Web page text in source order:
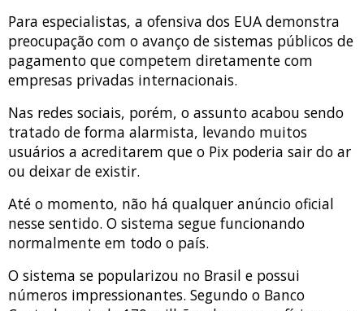
Para especialistas, a ofensiva dos EUA demonstra
preocupação com o avanço de sistemas públicos de
pagamento que competem diretamente com
empresas privadas internacionais.
Nas redes sociais, porém, o assunto acabou sendo
tratado de forma alarmista, levando muitos
usuários a acreditarem que o Pix poderia sair do ar
ou deixar de existir.
Até o momento, não há qualquer anúncio oficial
nesse sentido. O sistema segue funcionando
normalmente em todo o país.
O sistema se popularizou no Brasil e possui
números impressionantes. Segundo o Banco